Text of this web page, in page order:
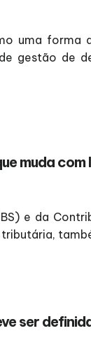
uma forma
gestão de
muda com
e da
ser